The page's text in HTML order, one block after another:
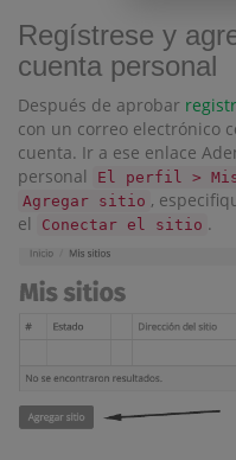
Regístrese y
cuenta personal
Después de aprobar
con un correo electrónico
cuenta. Ir a ese enlace
personal
El perfil >
Agregar sitio ,
el
Conectar el sitio .